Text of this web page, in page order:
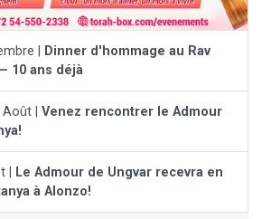
|
Dinner d'hommage au Rav
10 ans déjà
| Venez rencontrer le Admour
|
Le Admour de Ungvar recevra en
à Alonzo!